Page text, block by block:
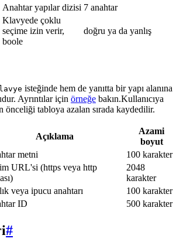
Anahtar yapılar dizisi 7 anahtar
Klavyede çoklu
seçime izin verir,
boole
doğru ya da yanlış
isteğinde hem de yanıtta bir yapı alanına
Ayrıntılar için örneğe bakın.Kullanıcıya
önceliği tabloya azalan sırada kaydedilir.
Açıklama
Azami
boyut
metni
100 karakter
URL'si (https veya http
2048
karakter
veya ipucu anahtarı
100 karakter
ID 500 karakter
#